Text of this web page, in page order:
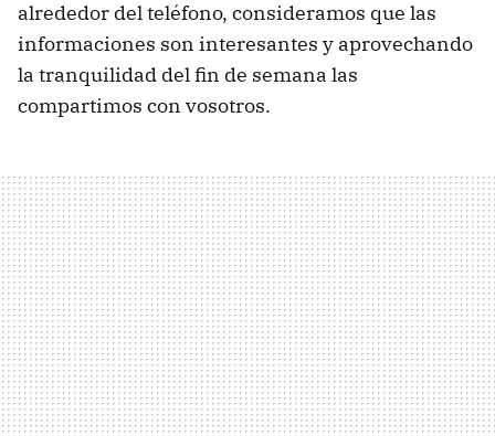
alrededor del teléfono, consideramos que las
informaciones son interesantes y aprovechando
la tranquilidad del fin de semana las
compartimos con vosotros.